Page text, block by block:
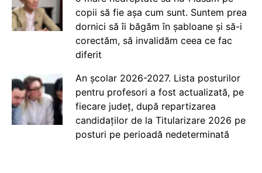
copii să fie așa cum sunt. Suntem prea
dornici să îi băgăm în șabloane și să-i
corectăm, să invalidăm ceea ce fac
diferit
An școlar 2026-2027. Lista posturilor
pentru profesori a fost actualizată, pe
fiecare județ, după repartizarea
candidaților de la Titularizare 2026 pe
posturi pe perioadă nedeterminată